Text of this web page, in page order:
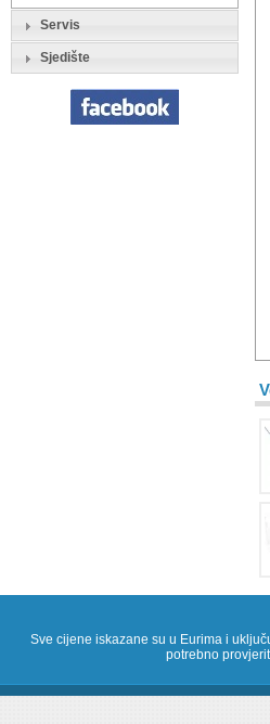
Servis
Sjedište
Sve cijene iskazane su u Eurima i
potrebno